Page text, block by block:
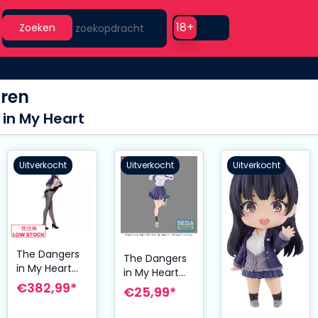
Search
Zoeken
Use setting
18+
My Heart
Uitverkocht
The Dangers
in My Heart
PVC Statue
1/4 Anna
€382,99*
Uitverkocht
The Dangers
in My Heart
Luminasta
PVC Statue
€25,99*
Uitverkocht